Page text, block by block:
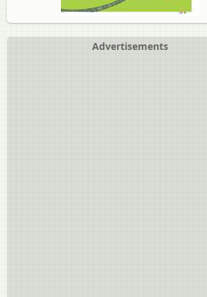
Advertisements